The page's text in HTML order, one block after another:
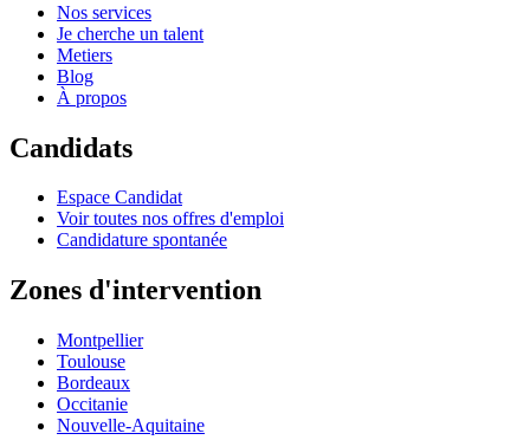
Nos services
Je cherche un talent
Metiers
Blog
À propos
Candidats
Espace Candidat
Voir toutes nos offres d'emploi
Candidature spontanée
Zones d'intervention
Montpellier
Toulouse
Bordeaux
Occitanie
Nouvelle-Aquitaine